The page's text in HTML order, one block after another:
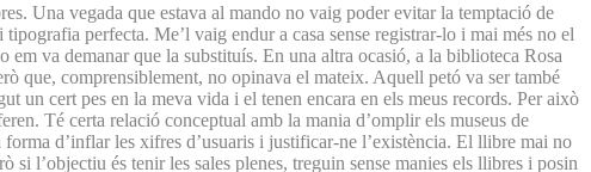
Una vegada que estava al mando no vaig poder evitar la temptació de
perfecta. Me’l vaig endur a casa sense registrar-lo i mai més no el
va demanar que la substituís. En una altra ocasió, a la biblioteca Rosa
que, comprensiblement, no opinava el mateix. Aquell petó va ser també
un cert pes en la meva vida i el tenen encara en els meus records. Per això
Té certa relació conceptual amb la mania d’omplir els museus de
d’inflar les xifres d’usuaris i justificar-ne l’existència. El llibre mai no
si l’objectiu és tenir les sales plenes, treguin sense manies els llibres i posin